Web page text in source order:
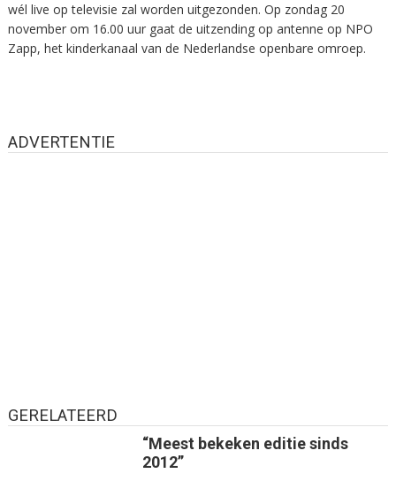
wél live op televisie zal worden uitgezonden. Op zondag 20
november om 16.00 uur gaat de uitzending op antenne op NPO
Zapp, het kinderkanaal van de Nederlandse openbare omroep.
ADVERTENTIE
GERELATEERD
“Meest bekeken editie sinds
2012”